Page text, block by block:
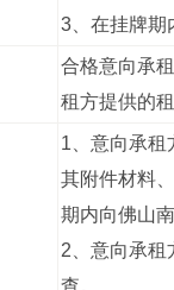
3、在挂牌期
合格意向承
租方提供的
1、意向承租
其附件材料
期内向佛山
2、意向承租
查。